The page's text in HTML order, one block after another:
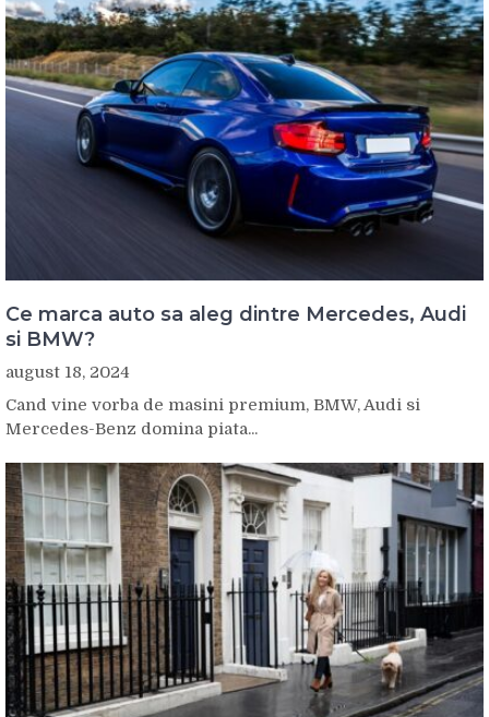
Ce marca auto sa aleg dintre Mercedes, Audi
si BMW?
august 18, 2024
Cand vine vorba de masini premium, BMW, Audi si
Mercedes-Benz domina piata...